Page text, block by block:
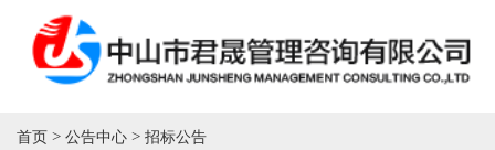
首页 > 公告中心 > 招标公告